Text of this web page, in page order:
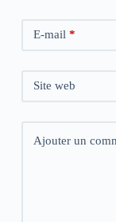
E-mail *
Site web
Ajouter un